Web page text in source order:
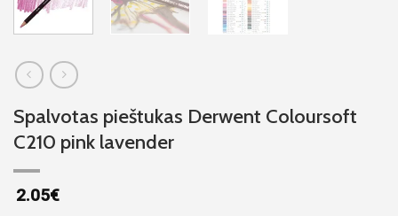
Spalvotas pieštukas Derwent Coloursoft
C210 pink lavender
2.05€